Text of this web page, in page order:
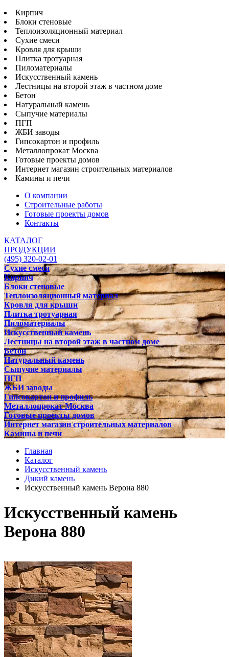
Кирпич
Блоки стеновые
Теплоизоляционный материал
Сухие смеси
Кровля для крыши
Плитка тротуарная
Пиломатериалы
Искусственный камень
Лестницы на второй этаж в частном доме
Бетон
Натуральный камень
Сыпучие материалы
ПГП
ЖБИ заводы
Гипсокартон и профиль
Металлопрокат Москва
Готовые проекты домов
Интернет магазин строительных материалов
Камины и печи
О компании
Строительные работы
Готовые проекты домов
Контакты
КАТАЛОГ
ПРОДУКЦИИ
(495) 320-02-01
Сухие смеси
Кирпич
Блоки стеновые
Теплоизоляционный материал
Кровля для крыши
Плитка тротуарная
Пиломатериалы
Искусственный камень
Лестницы на второй этаж в частном доме
Бетон
Натуральный камень
Сыпучие материалы
ПГП
ЖБИ заводы
Гипсокартон и профиль
Металлопрокат Москва
Готовые проекты домов
Интернет магазин строительных материалов
Камины и печи
Главная
Каталог
Искусственный камень
Дикий камень
Искусственный камень Верона 880
Искусственный камень
Верона 880